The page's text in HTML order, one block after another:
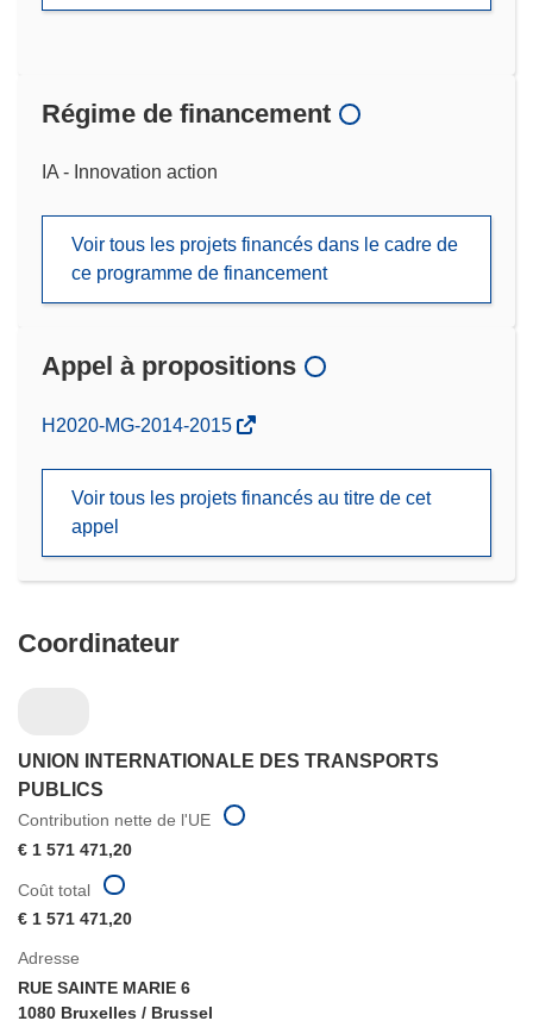
Régime de financement
IA - Innovation action
Voir tous les projets financés dans le cadre de
ce programme de financement
Appel à propositions
(s’ouvre
nouvelle
fenêtre)
H2020-MG-2014-2015
Voir tous les projets financés au titre de cet
appel
Coordinateur
UNION INTERNATIONALE DES TRANSPORTS
PUBLICS
Contribution nette de l'UE
€ 1 571 471,20
Adresse
RUE SAINTE MARIE 6
1080 Bruxelles / Brussel
Coût total
€ 1 571 471,20